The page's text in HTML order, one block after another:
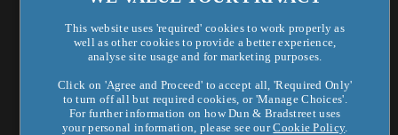
This website uses 'required' cookies to work properly as
well as other cookies to provide a better experience,
analyse site usage and for marketing purposes.
Click on 'Agree and Proceed' to accept all, 'Required Only'
to turn off all but required cookies, or 'Manage Choices'.
For further information on how Dun & Bradstreet uses
your personal information, please see ourCookie Policy.
關於鄧白氏
企業新聞